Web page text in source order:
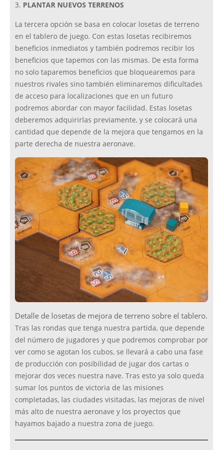
3. PLANTAR NUEVOS TERRENOS
La tercera opción se basa en colocar losetas de terreno
en el tablero de juego. Con estas losetas recibiremos
beneficios inmediatos y también podremos recibir los
beneficios que tapemos con las mismas. De esta forma
no solo taparemos beneficios que bloquearemos para
nuestros rivales sino también eliminaremos dificultades
de acceso para localizaciones que en un futuro
podremos abordar con mayor facilidad. Estas losetas
deberemos adquirirlas previamente, y se colocará una
cantidad que depende de la mejora que tengamos en la
parte derecha de nuestra aeronave.
Detalle de losetas de mejora de terreno sobre el tablero.
Tras las rondas que tenga nuestra partida, que depende
del número de jugadores y que podremos comprobar por
ver como se agotan los cubos, se llevará a cabo una fase
de producción con posibilidad de jugar dos cartas o
mejorar dos veces nuestra nave. Tras esto ya solo queda
sumar los puntos de victoria de las misiones
completadas, las ciudades visitadas, las mejoras de nivel
más alto de nuestra aeronave y los proyectos que
hayamos bajado a nuestra zona de juego.